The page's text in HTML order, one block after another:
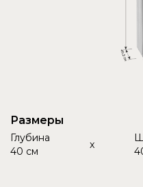
Размеры
Глубина
40 см
x